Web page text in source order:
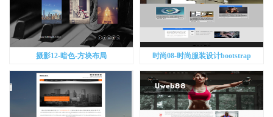
摄影12-暗色-方块布局 时尚08-时尚服装设计bootstrap